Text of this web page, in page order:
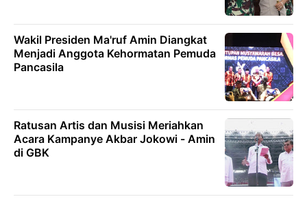
Wakil Presiden Ma'ruf Amin Diangkat
Menjadi Anggota Kehormatan Pemuda
Pancasila
Ratusan Artis dan Musisi Meriahkan
Acara Kampanye Akbar Jokowi - Amin
di GBK